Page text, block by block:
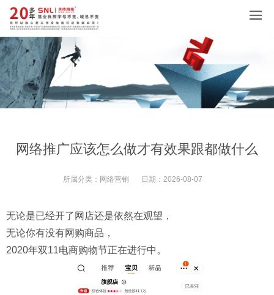
网络推广应该怎么做才有效果跟都做什么
所属分类： 网络营销 日期： 2026-08-07
无论是已经开了网店还是依然在观望，
无论你有没有网购商品，
2020年双11电商购物节正在进行中。